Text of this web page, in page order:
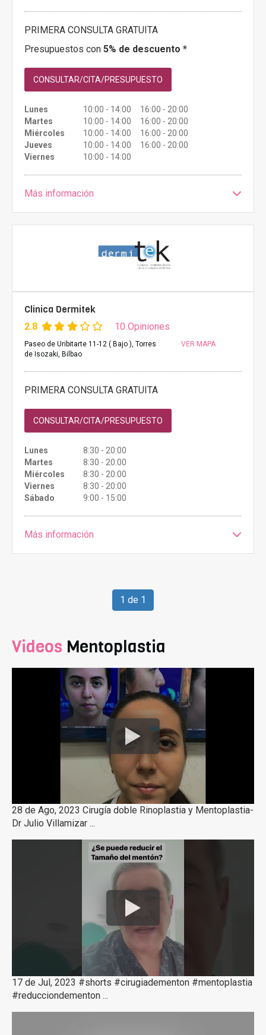
PRIMERA CONSULTA GRATUITA
Presupuestos con 5% de descuento *
CONSULTAR/CITA/PRESUPUESTO
Lunes
10:00 - 14:00 16:00 - 20:00
Martes
10:00 - 14:00 16:00 - 20:00
Miércoles
10:00 - 14:00 16:00 - 20:00
Jueves
10:00 - 14:00 16:00 - 20:00
Viernes
10:00 - 14:00
Más información
Clinica Dermitek
2.8 10 Opiniones
Paseo de Uribitarte 11-12 ( Bajo ), Torres
de Isozaki, Bilbao
VER MAPA
PRIMERA CONSULTA GRATUITA
CONSULTAR/CITA/PRESUPUESTO
Lunes
8:30 - 20:00
Martes
8:30 - 20:00
Miércoles
8:30 - 20:00
Viernes
8:30 - 20:00
Sábado
9:00 - 15:00
Más información
1 de 1
Videos Mentoplastia
28 de Ago, 2023 Cirugía doble Rinoplastia y Mentoplastia-
Dr Julio Villamizar ...
17 de Jul, 2023 #shorts #cirugiadementon #mentoplastia
#reducciondementon ...